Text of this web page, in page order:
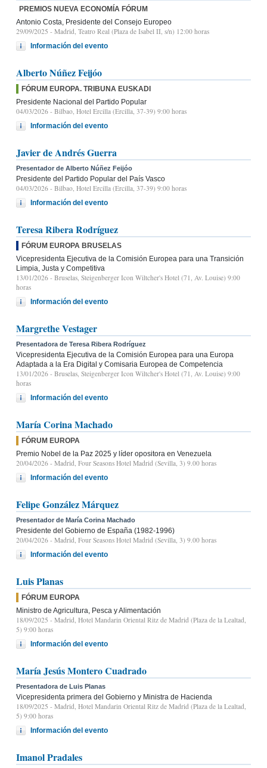
PREMIOS NUEVA ECONOMÍA FÓRUM
Antonio Costa, Presidente del Consejo Europeo
29/09/2025 - Madrid, Teatro Real (Plaza de Isabel II, s/n) 12:00 horas
Información del evento
Alberto Núñez Feijóo
FÓRUM EUROPA. TRIBUNA EUSKADI
Presidente Nacional del Partido Popular
04/03/2026 - Bilbao, Hotel Ercilla (Ercilla, 37-39) 9:00 horas
Información del evento
Javier de Andrés Guerra
Presentador de Alberto Núñez Feijóo
Presidente del Partido Popular del País Vasco
04/03/2026 - Bilbao, Hotel Ercilla (Ercilla, 37-39) 9:00 horas
Información del evento
Teresa Ribera Rodríguez
FÓRUM EUROPA BRUSELAS
Vicepresidenta Ejecutiva de la Comisión Europea para una Transición
Limpia, Justa y Competitiva
13/01/2026 - Bruselas, Steigenberger Icon Wiltcher's Hotel (71, Av. Louise) 9:00
horas
Información del evento
Margrethe Vestager
Presentadora de Teresa Ribera Rodríguez
Vicepresidenta Ejecutiva de la Comisión Europea para una Europa
Adaptada a la Era Digital y Comisaria Europea de Competencia
13/01/2026 - Bruselas, Steigenberger Icon Wiltcher's Hotel (71, Av. Louise) 9:00
horas
Información del evento
María Corina Machado
FÓRUM EUROPA
Premio Nobel de la Paz 2025 y líder opositora en Venezuela
20/04/2026 - Madrid, Four Seasons Hotel Madrid (Sevilla, 3) 9.00 horas
Información del evento
Felipe González Márquez
Presentador de María Corina Machado
Presidente del Gobierno de España (1982-1996)
20/04/2026 - Madrid, Four Seasons Hotel Madrid (Sevilla, 3) 9.00 horas
Información del evento
Luis Planas
FÓRUM EUROPA
Ministro de Agricultura, Pesca y Alimentación
18/09/2025 - Madrid, Hotel Mandarin Oriental Ritz de Madrid (Plaza de la Lealtad,
5) 9:00 horas
Información del evento
María Jesús Montero Cuadrado
Presentadora de Luis Planas
Vicepresidenta primera del Gobierno y Ministra de Hacienda
18/09/2025 - Madrid, Hotel Mandarin Oriental Ritz de Madrid (Plaza de la Lealtad,
5) 9:00 horas
Información del evento
Imanol Pradales